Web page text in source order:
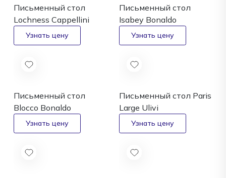
Письменный стол
Lochness Cappellini
Письменный стол
Isabey Bonaldo
Письменный стол
Blocco Bonaldo
Письменный стол Paris
Large Ulivi